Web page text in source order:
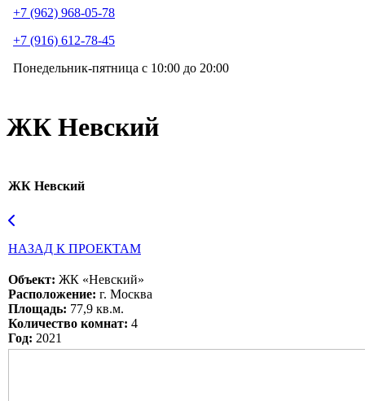
+7 (962) 968-05-78
+7 (916) 612-78-45
Понедельник-пятница с 10:00 до 20:00
ЖК Невский
ЖК Невский
НАЗАД К ПРОЕКТАМ
Объект: ЖК «Невский»
Расположение: г. Москва
Площадь: 77,9 кв.м.
Количество комнат: 4
Год: 2021